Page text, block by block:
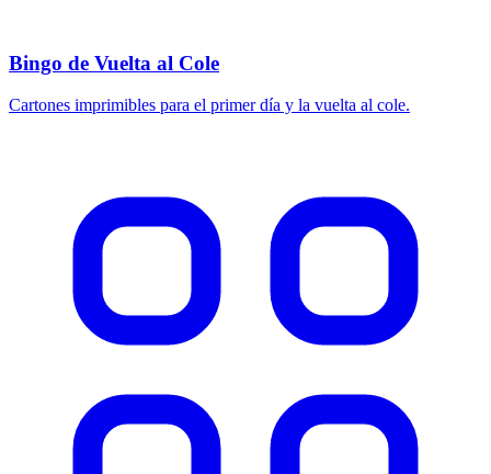
Bingo de Vuelta al Cole
Cartones imprimibles para el primer día y la vuelta al cole.